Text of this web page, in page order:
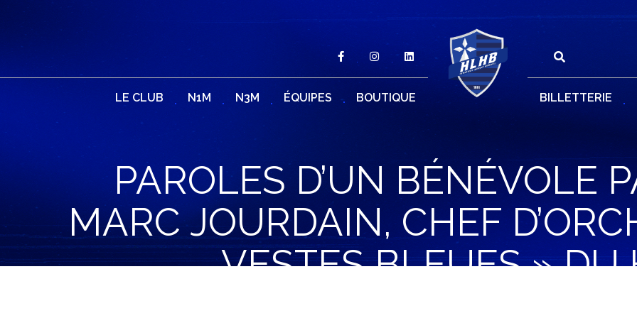
LE CLUB N1M N3M ÉQUIPES BOUTIQUE BILLETTERIE
PAROLES D’UN BÉNÉVOLE
MARC JOURDAIN, CHEF
VESTES BLEUES » DU